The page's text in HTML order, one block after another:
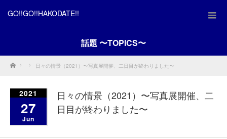
GO!!GO!!HAKODATE!!
話題 〜TOPICS〜
Home 日々の情景（2021）〜写真展開催、二日目が終わりました〜
2021
27
Jun
日々の情景（2021）〜写真展開催、二
日目が終わりました〜